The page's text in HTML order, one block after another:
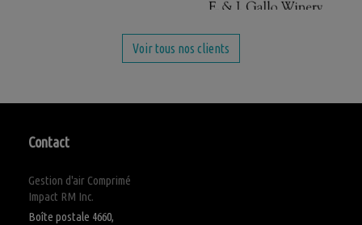
Voir tous nos clients
Contact
Gestion d'air Comprimé
Impact RM Inc.
Boîte postale 4660,